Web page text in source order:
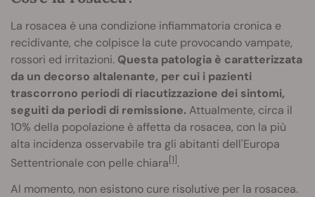
La rosacea è una condizione infiammatoria cronica e
recidivante, che colpisce la cute provocando vampate,
rossori ed irritazioni. Questa patologia è caratterizzata
da un decorso altalenante, per cui i pazienti
trascorrono periodi di riacutizzazione dei sintomi,
seguiti da periodi di remissione. Attualmente, circa il
10% della popolazione è affetta da rosacea, con la più
alta incidenza osservabile tra gli abitanti dell'Europa
Settentrionale con pelle chiara[1].
Al momento, non esistono cure risolutive per la rosacea.